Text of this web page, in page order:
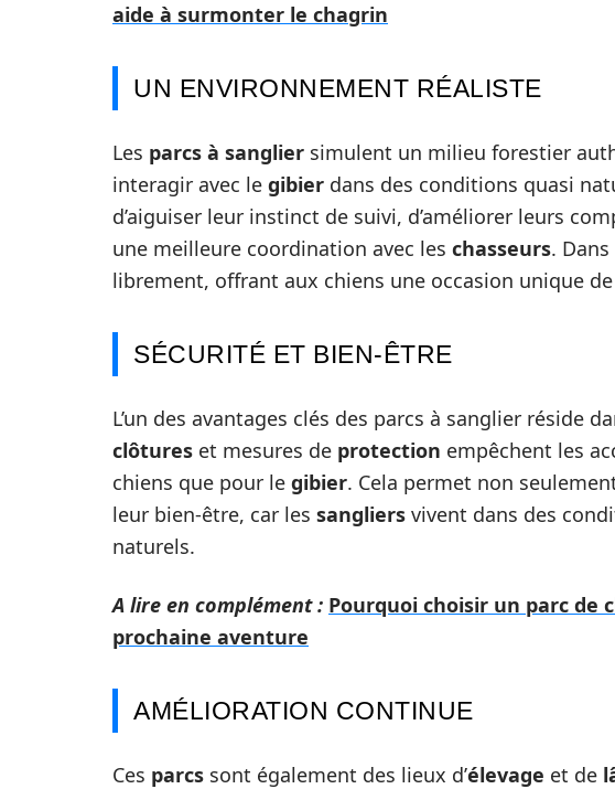
aide à surmonter le chagrin
UN ENVIRONNEMENT RÉALISTE
Les parcs à sanglier simulent un milieu forestier
interagir avec le gibier dans des conditions quasi
d’aiguiser leur instinct de suivi, d’améliorer leurs
une meilleure coordination avec les chasseurs.
librement, offrant aux chiens une occasion unique
SÉCURITÉ ET BIEN-ÊTRE
L’un des avantages clés des parcs à sanglier réside
clôtures et mesures de protection empêchent les
chiens que pour le gibier. Cela permet non
leur bien-être, car les sangliers vivent dans des
naturels.
A lire en complément : Pourquoi choisir un parc de
prochaine aventure
AMÉLIORATION CONTINUE
Ces parcs sont également des lieux d’élevage et de